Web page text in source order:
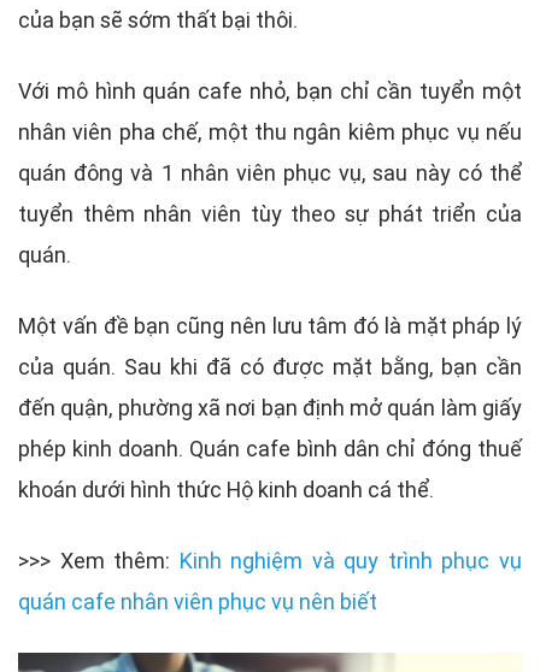
của bạn sẽ sớm thất bại thôi.
Với mô hình quán cafe nhỏ, bạn chỉ cần tuyển một
nhân viên pha chế, một thu ngân kiêm phục vụ nếu
quán đông và 1 nhân viên phục vụ, sau này có thể
tuyển thêm nhân viên tùy theo sự phát triển của
quán.
Một vấn đề bạn cũng nên lưu tâm đó là mặt pháp lý
của quán. Sau khi đã có được mặt bằng, bạn cần
đến quận, phường xã nơi bạn định mở quán làm giấy
phép kinh doanh. Quán cafe bình dân chỉ đóng thuế
khoán dưới hình thức Hộ kinh doanh cá thể.
>>> Xem thêm: Kinh nghiệm và quy trình phục vụ
quán cafe nhân viên phục vụ nên biết